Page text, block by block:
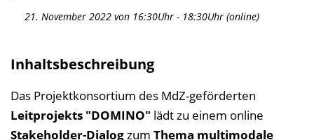
21. November 2022 von 16:30Uhr - 18:30Uhr (online)
Inhaltsbeschreibung
Das Projektkonsortium des MdZ-geförderten
Leitprojekts "DOMINO" lädt zu einem online
Stakeholder-Dialogzum Thema multimodale